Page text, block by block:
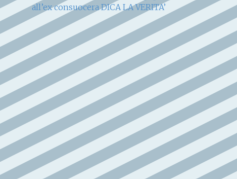
articoli
all’ex consuocera DICA LA VERITA’